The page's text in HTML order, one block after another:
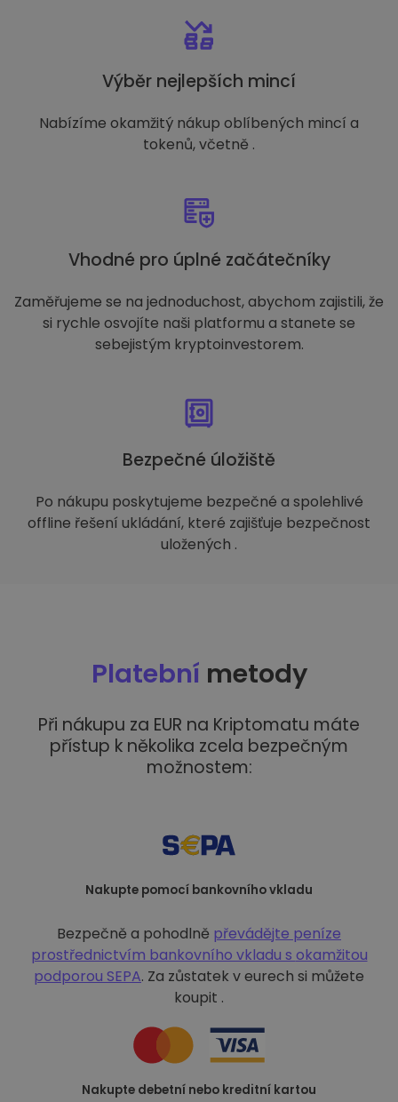
Výběr nejlepších mincí
Nabízíme okamžitý nákup oblíbených mincí a
tokenů, včetně .
Vhodné pro úplné začátečníky
Zaměřujeme se na jednoduchost, abychom zajistili, že
si rychle osvojíte naši platformu a stanete se
sebejistým kryptoinvestorem.
Bezpečné úložiště
Po nákupu poskytujeme bezpečné a spolehlivé
offline řešení ukládání, které zajišťuje bezpečnost
uložených .
Platební metody
Při nákupu za EUR na Kriptomatu máte
přístup k několika zcela bezpečným
možnostem:
Nakupte pomocí bankovního vkladu
Bezpečně a pohodlně převádějte peníze
prostřednictvím bankovního vkladu s okamžitou
podporou SEPA. Za zůstatek v eurech si můžete
koupit .
Nakupte debetní nebo kreditní kartou